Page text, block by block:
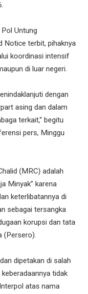
Untung
Notice terbit, pihaknya
koordinasi intensif
di luar negeri.
dengan
asing dan dalam
terkait,” begitu
pers, Minggu
(MRC) adalah
Minyak” karena
keterlibatannya di
sebagai tersangka
korupsi dan tata
(Persero).
dipetakan di salah
tidak
atas nama